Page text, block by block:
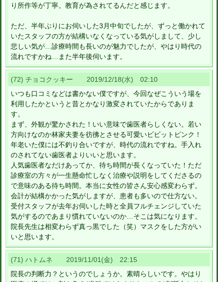
り所作等が丁寧。教育が為されてるんだと感じます。
ただ、半年ぶりにお伺いした3月中旬でしたが、ずっと働かれて
いたスタッフの方が結構いなくなっている気がしまして、少し
悲しい気が…診療時間も長いのが魅力でしたが、やはり時代の
流れですかね…また半年後伺います。
(72) チョコクッキー 2019/12/18(水) 02:10
いつも口コミなどは書かない僕ですが、今回なぜこういう場を
利用したかというと昔とかなり激変されていたからでありま
す。
まず、外観が驚かされた！いい意味で歯医者らしくない。若い
方向けなのか林家夫妻を彷彿とさせる可愛いビビットピンク！
年老いた僕には不釣り合いですが、時代の流れですね。手入れ
のされてない歯医者よりいいと思います。
人気歯医者なだけあってか、待ち時間が長くなっていた！ただ
診療室の方々が一生懸命忙しなく治療や説明をしてくださるの
で意味のある待ち時間。本当に女性の皆さん安心感変わらず。
会計が結構かかった気がしますが、患者も多いので仕方ない。
受付スタッフが去年お伺いした時と全員フルチェンジしていた
気がするのであまり慣れていないのか…そこは気になります。
院長先生は相変わらず真っ黒でした（笑）マスクをした方がい
いと思います。
(71) ハトムネ 2019/11/01(金) 22:15
院長の判断力？というのでしょうか。素晴らしいです。やはり